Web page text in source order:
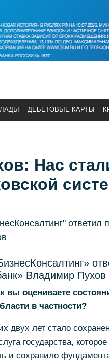
ДЕБЕТОВЫЕ КАРТЫ
Нас
Владимир Пухов
вы оцениваете
в частности?
двух лет стало
государства,
и сохранило